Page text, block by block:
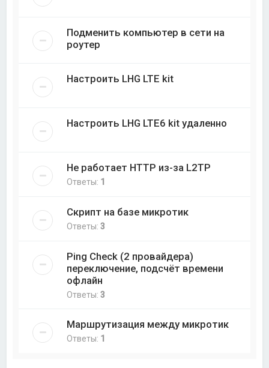
Подменить компьютер в сети на
роутер
Настроить LHG LTE kit
Настроить LHG LTE6 kit удаленно
Не работает HTTP из-за L2TP
Ответы: 1
Скрипт на базе микротик
Ответы:3
Ping Check (2 провайдера)
переключение, подсчёт времени
офлайн
Ответы:3
Маршрутизация между микротик
Ответы: 1